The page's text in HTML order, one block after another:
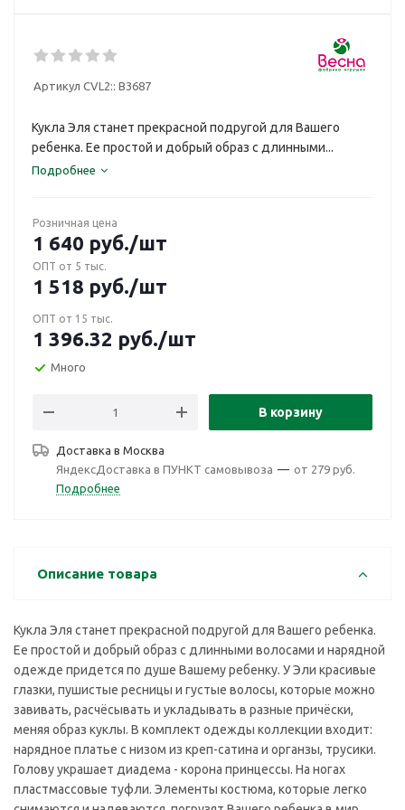
Артикул CVL2:: В3687
Кукла Эля станет прекрасной подругой для Вашего
ребенка. Ее простой и добрый образ с длинными...
Подробнее
Розничная цена
1 640 руб./шт
ОПТ от 5 тыс.
1 518 руб./шт
ОПТ от 15 тыс.
1 396.32 руб./шт
Много
В корзину
Доставка в Москва
ЯндексДоставка в ПУНКТ самовывоза — от 279 руб.
Подробнее
Описание товара
Кукла Эля станет прекрасной подругой для Вашего ребенка.
Ее простой и добрый образ с длинными волосами и нарядной
одежде придется по душе Вашему ребенку. У Эли красивые
глазки, пушистые ресницы и густые волосы, которые можно
завивать, расчёсывать и укладывать в разные причёски,
меняя образ куклы. В комплект одежды коллекции входит:
нарядное платье с низом из креп-сатина и органзы, трусики.
Голову украшает диадема - корона принцессы. На ногах
пластмассовые туфли. Элементы костюма, которые легко